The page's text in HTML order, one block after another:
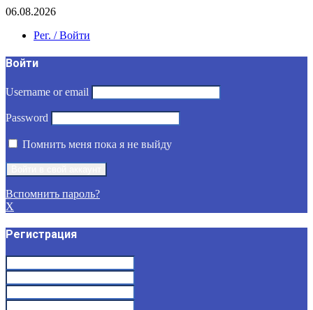
06.08.2026
Рег. / Войти
Войти
Username or email
Password
Помнить меня пока я не выйду
Вспомнить пароль?
X
Регистрация